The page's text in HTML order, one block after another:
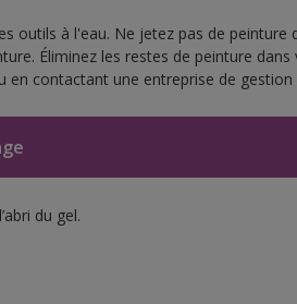
outils à l'eau. Ne jetez pas de
Éliminez les restes de peinture
en contactant une entreprise de gestion
du gel.